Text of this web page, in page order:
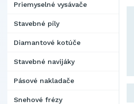
Priemyselné vysávače
Stavebné píly
Diamantové kotúče
Stavebné navijáky
Pásové nakladače
Snehové frézy